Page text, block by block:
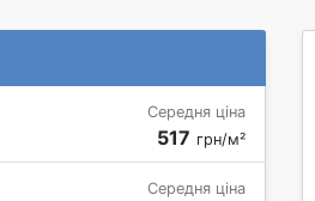
Середня ціна
517 грн/м²
Середня ціна